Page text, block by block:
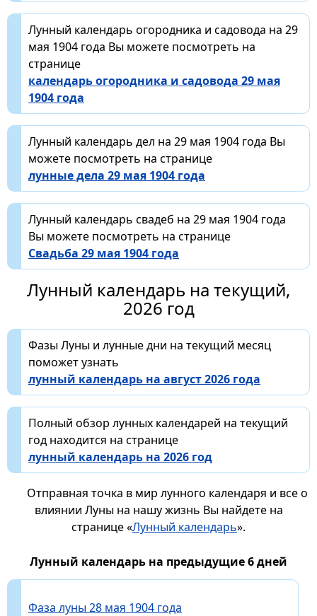
Лунный календарь огородника и садовода на 29
мая 1904 года Вы можете посмотреть на
странице
календарь огородника и садовода 29 мая
1904 года
Лунный календарь дел на 29 мая 1904 года Вы
можете посмотреть на странице
лунные дела 29 мая 1904 года
Лунный календарь свадеб на 29 мая 1904 года
Вы можете посмотреть на странице
Свадьба 29 мая 1904 года
Лунный календарь на текущий,
2026 год
Фазы Луны и лунные дни на текущий месяц
поможет узнать
лунный календарь на август 2026 года
Полный обзор лунных календарей на текущий
год находится на странице
лунный календарь на 2026 год
Отправная точка в мир лунного календаря и все о
влиянии Луны на нашу жизнь Вы найдете на
странице «Лунный календарь».
Лунный календарь на предыдущие 6 дней
Фаза луны 28 мая 1904 года